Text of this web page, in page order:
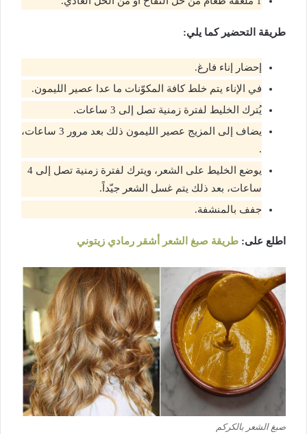
طريقة التحضير كما يلي:
إحضار إناء فارغ.
في الإناء يتم خلط كافة المكوّنات ما عدا عصير الليمون.
يُترك الخليط لفترة زمنية تصل إلى 3 ساعات.
يضاف إلى المزيج عصير الليمون ذلك بعد مرور 3 ساعات،
.
يوضع الخليط على الشعر، ويترك لفترة زمنية تصل إلى 4
ساعات، بعد ذلك يتم غسل الشعر جيّداً.
جفف بالمنشفة.
اطلع على: طريقة صبغ الشعر أشقر رمادي زيتوني
صبغ الشعر بالكركم